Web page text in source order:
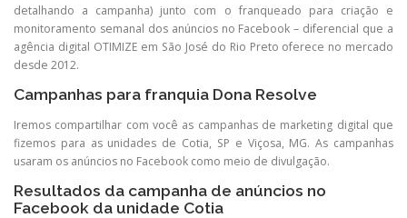
detalhando a campanha) junto com o franqueado para criação e
monitoramento semanal dos anúncios no Facebook – diferencial que a
agência digital OTIMIZE em São José do Rio Preto oferece no mercado
desde 2012.
Campanhas para franquia Dona Resolve
Iremos compartilhar com você as campanhas de marketing digital que
fizemos para as unidades de Cotia, SP e Viçosa, MG. As campanhas
usaram os anúncios no Facebook como meio de divulgação.
Resultados da campanha de anúncios no
Facebook da unidade Cotia